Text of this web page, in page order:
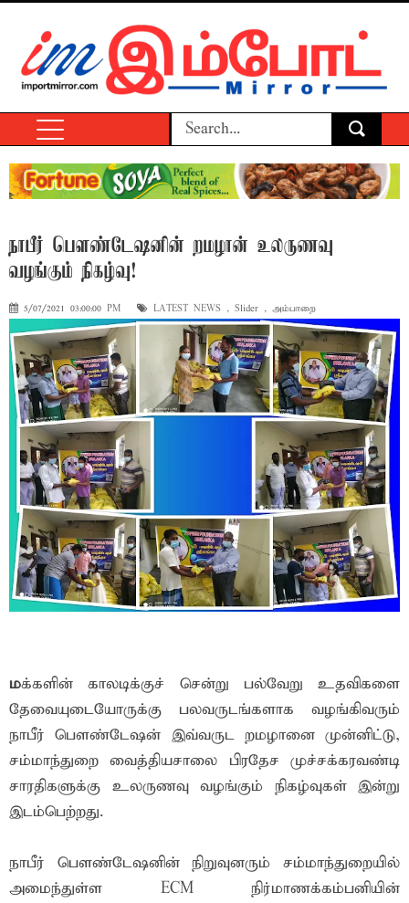
நாபீர் பௌண்டேஷனின் றமழான் உலருணவு
வழங்கும் நிகழ்வு!
5/07/2021 03:00:00 PM LATEST NEWS , Slider , அம்பாறை
மக்களின் காலடிக்குச் சென்று பல்வேறு உதவிகளை
தேவையுடையோருக்கு பலவருடங்களாக வழங்கிவரும்
நாபீர் பௌண்டேஷன் இவ்வருட றமழானை முன்னிட்டு,
சம்மாந்துறை வைத்தியசாலை பிரதேச முச்சக்கரவண்டி
சாரதிகளுக்கு உலருணவு வழங்கும் நிகழ்வுகள் இன்று
இடம்பெற்றது.
நாபீர் பௌண்டேஷனின் நிறுவுனரும் சம்மாந்துறையில்
அமைந்துள்ள ECM நிர்மாணக்கம்பனியின்